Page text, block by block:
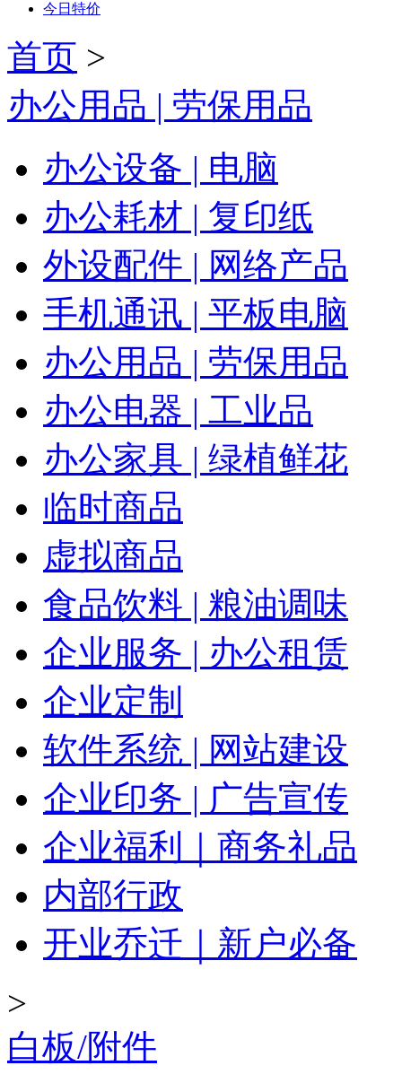
今日特价
首页 >
办公用品 | 劳保用品
办公设备 | 电脑
办公耗材 | 复印纸
外设配件 | 网络产品
手机通讯 | 平板电脑
办公用品 | 劳保用品
办公电器 | 工业品
办公家具 | 绿植鲜花
临时商品
虚拟商品
食品饮料 | 粮油调味
企业服务 | 办公租赁
企业定制
软件系统 | 网站建设
企业印务 | 广告宣传
企业福利｜商务礼品
内部行政
开业乔迁｜新户必备
>
白板/附件